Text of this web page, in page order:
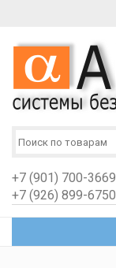
+7 (901) 700-3669
+7 (926) 899-6750